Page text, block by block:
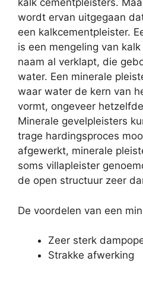
kalk cementpleisters.
wordt ervan uitgegaan
een kalkcementpleister.
is een mengeling van
naam al verklapt, die
water. Een minerale
waar water de kern van
vormt, ongeveer
Minerale gevelpleisters
trage hardingsproces
afgewerkt, minerale
soms villapleister
de open structuur zeer
De voordelen van een
Zeer sterk
Strakke afwerking